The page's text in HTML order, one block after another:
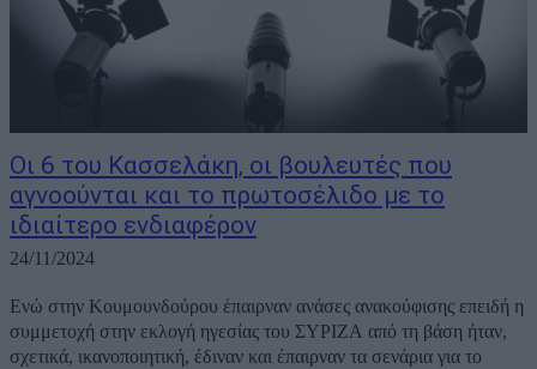
Οι 6 του Κασσελάκη, οι βουλευτές που
αγνοούνται και το πρωτοσέλιδο με το
ιδιαίτερο ενδιαφέρον
24/11/2024
Ενώ στην Κουμουνδούρου έπαιρναν ανάσες ανακούφισης επειδή η
συμμετοχή στην εκλογή ηγεσίας του ΣΥΡΙΖΑ από τη βάση ήταν,
σχετικά, ικανοποιητική, έδιναν και έπαιρναν τα σενάρια για το